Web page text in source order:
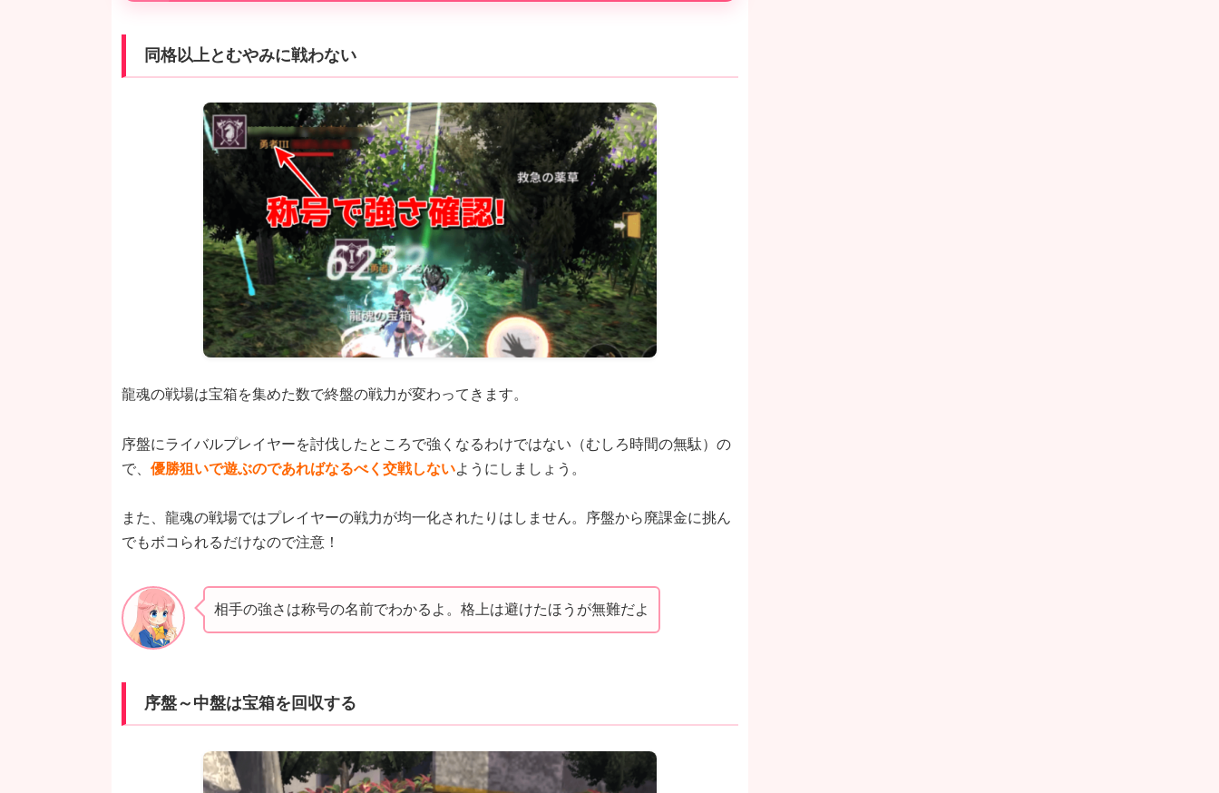
同格以上とむやみに戦わない
龍魂の戦場は宝箱を集めた数で終盤の戦力が変わってきます。
序盤にライバルプレイヤーを討伐したところで強くなるわけではない（むしろ時間の無駄）の
で、 優勝狙いで遊ぶのであればなるべく交戦しないようにしましょう。
また、龍魂の戦場ではプレイヤーの戦力が均一化されたりはしません。序盤から廃課金に挑ん
でもボコられるだけなので注意！
相手の強さは称号の名前でわかるよ。格上は避けたほうが無難だよ
序盤～中盤は宝箱を回収する